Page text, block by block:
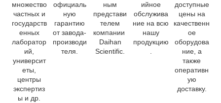
множество
частных и
государств
енных
лаборатор
ий,
университ
еты,
центры
экспертиз
ы и др.
официаль
ную
гарантию
от завода-
производи
теля.
ным
представи
телем
компании
Daihan
Scientific.
ийное
обслужива
ние на всю
нашу
продукцию
доступные
цены на
качественн
ое
оборудова
ние, а
также
оперативн
ую
доставку.